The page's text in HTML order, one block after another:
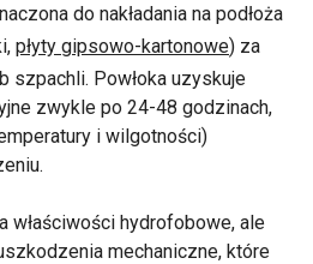
do nakładania na podłoża
płyty gipsowo-kartonowe) za
szpachli. Powłoka uzyskuje
zwykle po 24-48 godzinach,
i wilgotności)
właściwości hydrofobowe, ale
mechaniczne, które